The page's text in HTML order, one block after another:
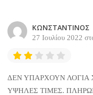
ΚΩΝΣΤΑΝΤΙΝΟΣ
27 Ιουλίου 2022
ΔΕΝ ΥΠΑΡΧΟΥΝ ΛΟΓΙΑ
ΥΨΗΛΕΣ ΤΙΜΕΣ.